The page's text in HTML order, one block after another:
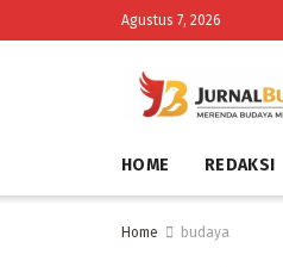
Agustus 7, 2026
HOME REDAKSI
Home budaya